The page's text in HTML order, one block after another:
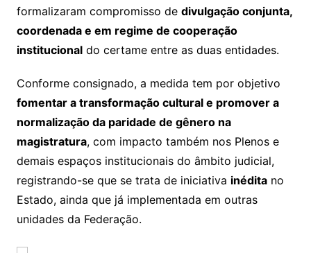
formalizaram compromisso de divulgação conjunta,
coordenada e em regime de cooperação
institucionaldo certame entre as duas entidades.
Conforme consignado, a medida tem por objetivo
fomentar a transformação cultural e promover a
normalização da paridade de gênero na
magistratura, com impacto também nos Plenos e
demais espaços institucionais do âmbito judicial,
registrando-se que se trata de iniciativa inéditano
Estado, ainda que já implementada em outras
unidades da Federação.